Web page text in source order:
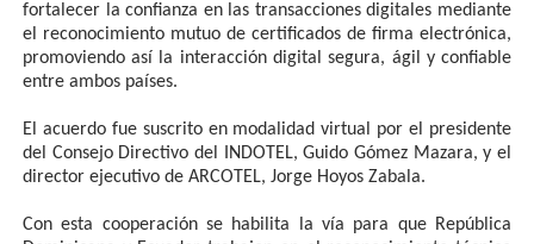
fortalecer la confianza en las transacciones digitales mediante
el reconocimiento mutuo de certificados de firma electrónica,
promoviendo así la interacción digital segura, ágil y confiable
entre ambos países.
El acuerdo fue suscrito en modalidad virtual por el presidente
del Consejo Directivo del INDOTEL, Guido Gómez Mazara, y el
director ejecutivo de ARCOTEL, Jorge Hoyos Zabala.
Con esta cooperación se habilita la vía para que República